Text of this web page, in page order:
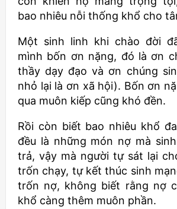
bao nhiêu nỗi thống khổ cho
Một sinh linh khi chào đời
mình bốn ơn nặng, đó là ơn
thầy dạy đạo và ơn chúng
nhỏ lại là ơn xã hội). Bốn ơn
qua muôn kiếp cũng khó đền.
Rồi còn biết bao nhiêu khổ
đều là những món nợ mà
trả, vậy mà người tự sát lại
trốn chạy, tự kết thúc sinh
trốn nợ, không biết rằng nợ
khổ càng thêm muôn phần.